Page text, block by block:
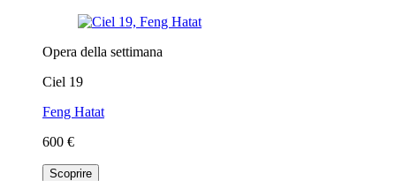
Opera della settimana
Ciel 19
Feng Hatat
600 €
Scoprire